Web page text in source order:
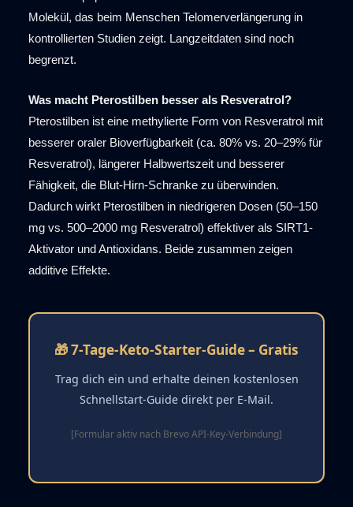
Molekül, das beim Menschen Telomerverlängerung in
kontrollierten Studien zeigt. Langzeitdaten sind noch
begrenzt.
Was macht Pterostilben besser als Resveratrol?
Pterostilben ist eine methylierte Form von Resveratrol mit
besserer oraler Bioverfügbarkeit (ca. 80% vs. 20–29% für
Resveratrol), längerer Halbwertszeit und besserer
Fähigkeit, die Blut-Hirn-Schranke zu überwinden.
Dadurch wirkt Pterostilben in niedrigeren Dosen (50–150
mg vs. 500–2000 mg Resveratrol) effektiver als SIRT1-
Aktivator und Antioxidans. Beide zusammen zeigen
additive Effekte.
🎁 7-Tage-Keto-Starter-Guide – Gratis
Trag dich ein und erhalte deinen kostenlosen
Schnellstart-Guide direkt per E-Mail.
[Formular aktiv nach Brevo API-Key-Verbindung]